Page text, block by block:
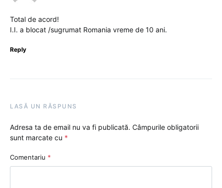
Total de acord!
I.I. a blocat /sugrumat Romania vreme de 10 ani.
Reply
LASĂ UN RĂSPUNS
Adresa ta de email nu va fi publicată. Câmpurile obligatorii
sunt marcate cu *
Comentariu *